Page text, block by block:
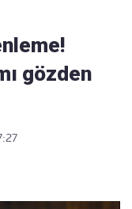
gözden